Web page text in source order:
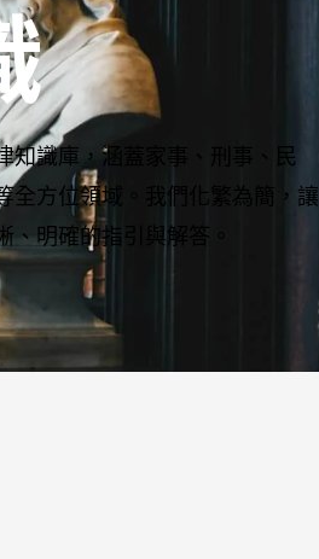
知識庫，涵蓋家事、刑事、民
全方位領域。我們化繁為簡，讓
明確的指引與解答。